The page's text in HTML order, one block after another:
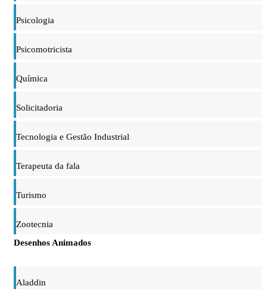
Psicologia
Psicomotricista
Química
Solicitadoria
Tecnologia e Gestão Industrial
Terapeuta da fala
Turismo
Zootecnia
Desenhos Animados
Aladdin